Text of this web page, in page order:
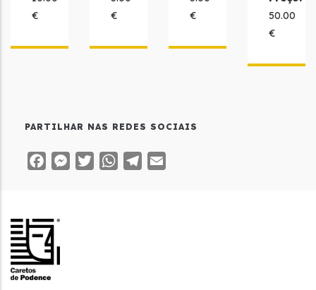
€
€
€
50.00
€
PARTILHAR NAS REDES SOCIAIS
FacebookMessenger
TwitterWhatsAppTelegram